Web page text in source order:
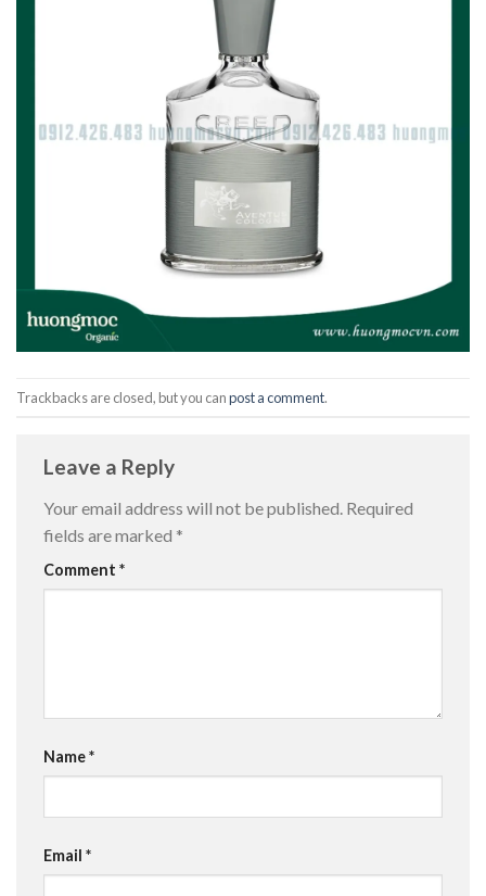
Trackbacks are closed, but you canpost a comment.
Leave a Reply
Your email address will not be published. Required
fields are marked *
Comment *
Name*
Email *